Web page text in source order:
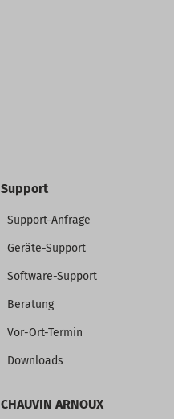
Support
Support-Anfrage
Geräte-Support
Software-Support
Beratung
Vor-Ort-Termin
Downloads
CHAUVIN ARNOUX